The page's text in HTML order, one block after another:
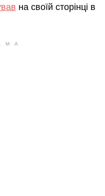
на своїй сторінці в